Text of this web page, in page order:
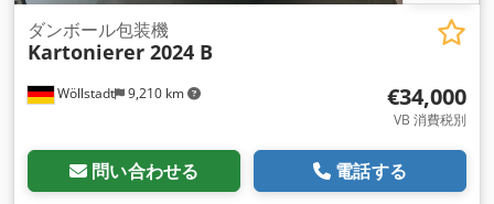
Wöllstadt 9,210 km
ダンボール包装機
Kartonierer 2024 B
€34,000
VB 消費税別
問い合わせる 電話する